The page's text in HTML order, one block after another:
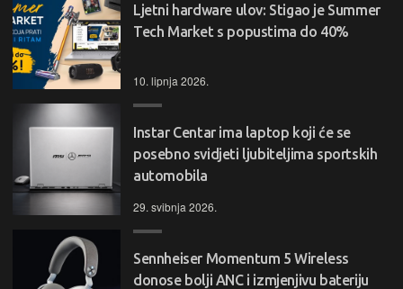
Ljetni hardware ulov: Stigao je Summer
Tech Market s popustima do 40%
10. lipnja 2026.
Instar Centar ima laptop koji će se
posebno svidjeti ljubiteljima sportskih
automobila
29. svibnja 2026.
Sennheiser Momentum 5 Wireless
donose bolji ANC i izmjenjivu bateriju